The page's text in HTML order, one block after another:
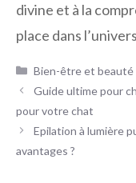
divine et à la
place dans
Catégories
Bien-être et beauté
Guide ultime pour
pour votre chat
Epilation à lumière
avantages ?